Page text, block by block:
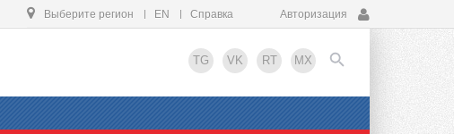
Выберите регион EN Справка Авторизация
TG VK RT MX